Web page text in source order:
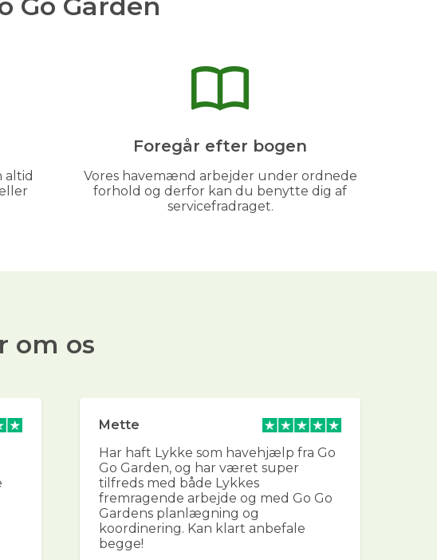
altid
Foregår efter bogen
Vores havemænd arbejder under ordnede
forhold og derfor kan du benytte dig af
servicefradraget.
om os
Mette
Har haft Lykke som havehjælp fra Go
Go Garden, og har været super
tilfreds med både Lykkes
fremragende arbejde og med Go Go
Gardens planlægning og
koordinering. Kan klart anbefale
begge!